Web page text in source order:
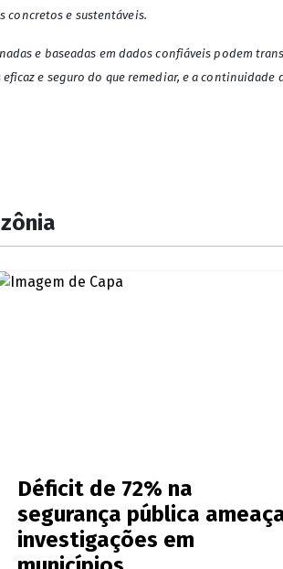
concretos e sustentáveis.
e baseadas em dados confiáveis podem
e seguro do que remediar, e a
Déficit de 72% na
segurança pública
investigações em